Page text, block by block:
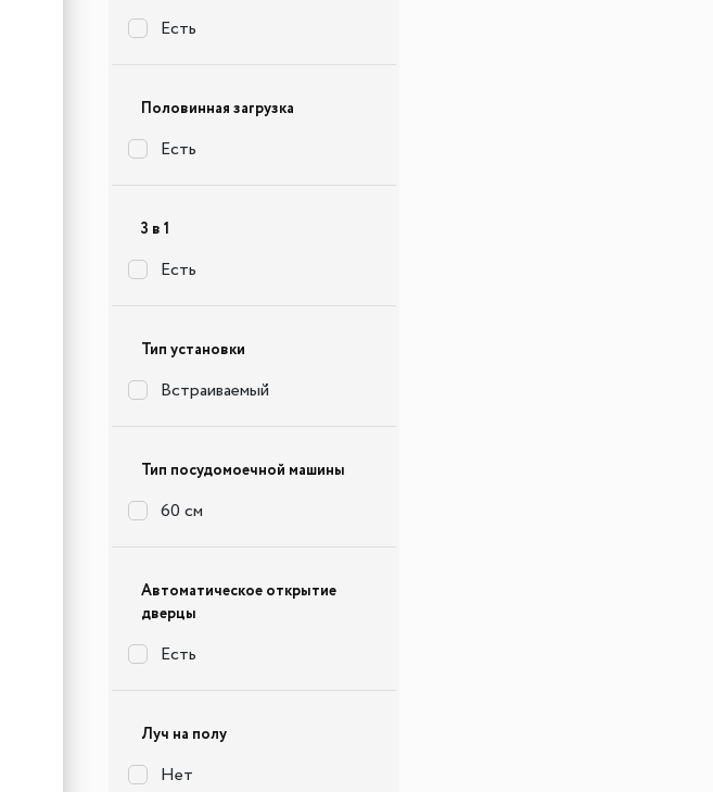
Есть
Половинная загрузка
Есть
3 в 1
Есть
Тип установки
Встраиваемый
Тип посудомоечной машины
60 см
Автоматическое открытие
дверцы
Есть
Луч на полу
Нет